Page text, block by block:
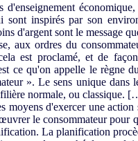
inspirés par son
d'argent sont le message
aux ordres du
est proclamé, et de
ce qu'on appelle le règne
». Le sens unique dans
normale, ou classique.
moyens d'exercer une
le consommateur
La planification